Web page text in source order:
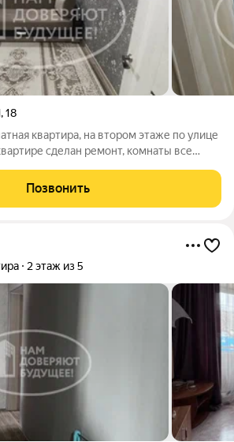
,18
квартира, на втором этаже по улице
сделан ремонт, комнаты все
потолки, стеклопакеты. Помощь в
одобрения и более 30
Позвонить
2 этаж из 5